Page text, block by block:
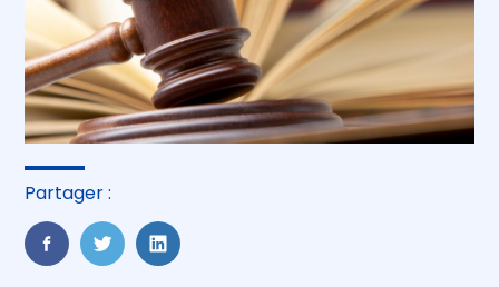
Partager :
FaceBook
TwitterLinkedIn